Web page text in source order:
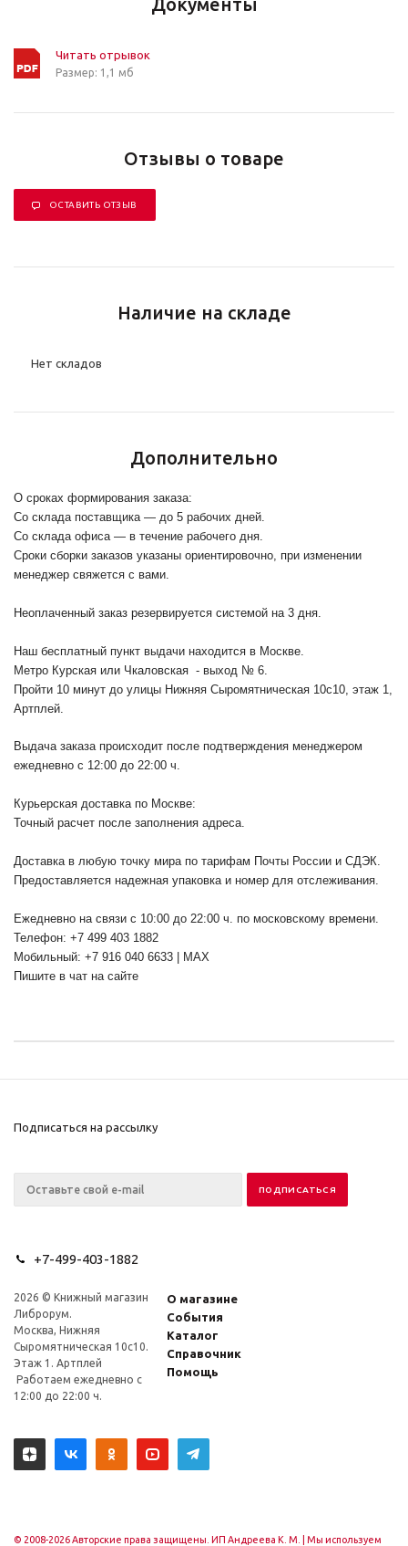
Читать отрывок
Размер: 1,1 мб
Отзывы о товаре
ОСТАВИТЬ ОТЗЫВ
Наличие на складе
Нет складов
Дополнительно
О сроках формирования заказа:
Со склада поставщика — до 5 рабочих дней.
Со склада офиса — в течение рабочего дня.
Сроки сборки заказов указаны ориентировочно, при изменении
менеджер свяжется с вами.
Неоплаченный заказ резервируется системой на 3 дня.
Наш бесплатный пункт выдачи находится в Москве.
Метро Курская или Чкаловская - выход № 6.
Пройти 10 минут до улицы Нижняя Сыромятническая 10с10, этаж 1,
Артплей.
Выдача заказа происходит после подтверждения менеджером
ежедневно с 12:00 до 22:00 ч.
Курьерская доставка по Москве:
Точный расчет после заполнения адреса.
Доставка в любую точку мира по тарифам Почты России и СДЭК.
Предоставляется надежная упаковка и номер для отслеживания.
Ежедневно на связи с 10:00 до 22:00 ч. по московскому времени.
Телефон: +7 499 403 1882
Мобильный: +7 916 040 6633 | MAX
Пишите в чат на сайте
Подписаться на рассылку
+7-499-403-1882
2026 © Книжный магазин
Либрорум.
Москва, Нижняя
Сыромятническая 10с10.
Этаж 1. Артплей
Работаем ежедневно с
12:00 до 22:00 ч.
О магазине
События
Каталог
Справочник
Помощь
© 2008-2026 Авторские права защищены. ИП Андреева К. М. | Мы используем